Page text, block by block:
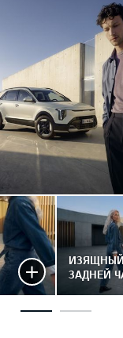
ЗАДНЕЙ